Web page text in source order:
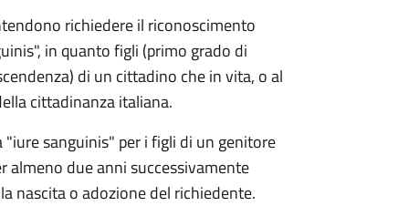
richiedere il riconoscimento
in quanto figli (primo grado di
di un cittadino che in vita, o al
cittadinanza italiana.
sanguinis" per i figli di un genitore
almeno due anni successivamente
nascita o adozione del richiedente.